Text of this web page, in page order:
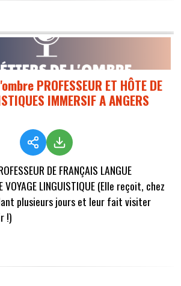
PROFESSEUR ET HÔTE DE
IMMERSIF A ANGERS
DE FRANÇAIS LANGUE
VOYAGE LINGUISTIQUE (Elle reçoit, chez
plusieurs jours et leur fait visiter
!)